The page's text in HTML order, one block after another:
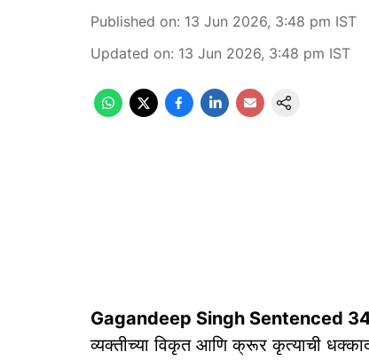
Published on: 13 Jun 2026, 3:48 pm IST
Updated on: 13 Jun 2026, 3:48 pm IST
Gagandeep Singh Sentenced
व्यक्तीच्या विकृत आणि क्रूर कृत्याची